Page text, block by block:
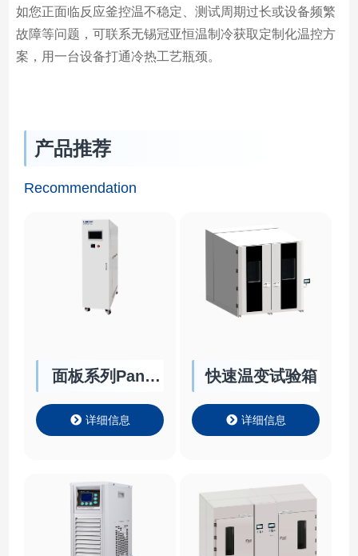
如您正面临反应釜控温不稳定、测试周期过长或设备频繁
故障等问题，可联系无锡冠亚恒温制冷获取定制化温控方
案，用一台设备打通冷热工艺瓶颈。
产品推荐
Recommendation
面板系列Panel
详细信息
快速温变试验箱
详细信息